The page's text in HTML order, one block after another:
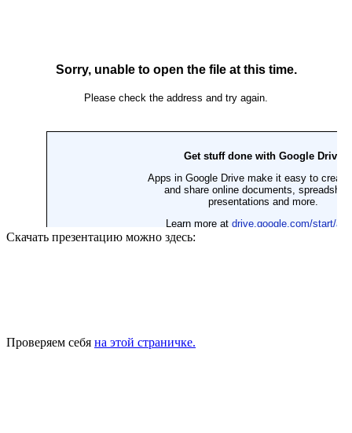
Скачать презентацию можно здесь:
Проверяем себя на этой страничке.